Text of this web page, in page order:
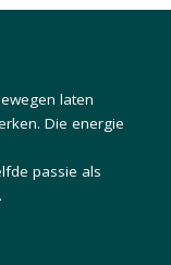
laten
Die energie
passie als